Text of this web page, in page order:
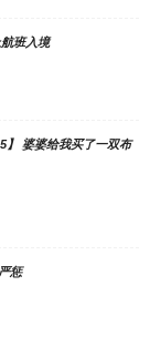
班入境
】 婆婆给我买了一双布
惩